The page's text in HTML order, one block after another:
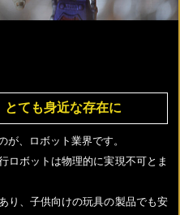
とても身近な存在に
が、ロボット業界です。
ロボットは物理的に実現不可とま
り、子供向けの玩具の製品でも安